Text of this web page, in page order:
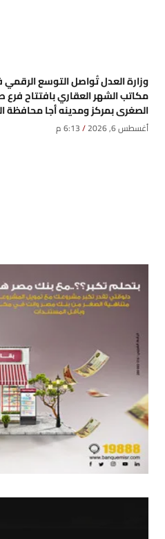
وزارة العدل تُواصل التوسع
مكاتب الشهر العقاري بافتتاح
الصغرى بمركز ومدينه أجا محافظة
أغسطس 6, 2026